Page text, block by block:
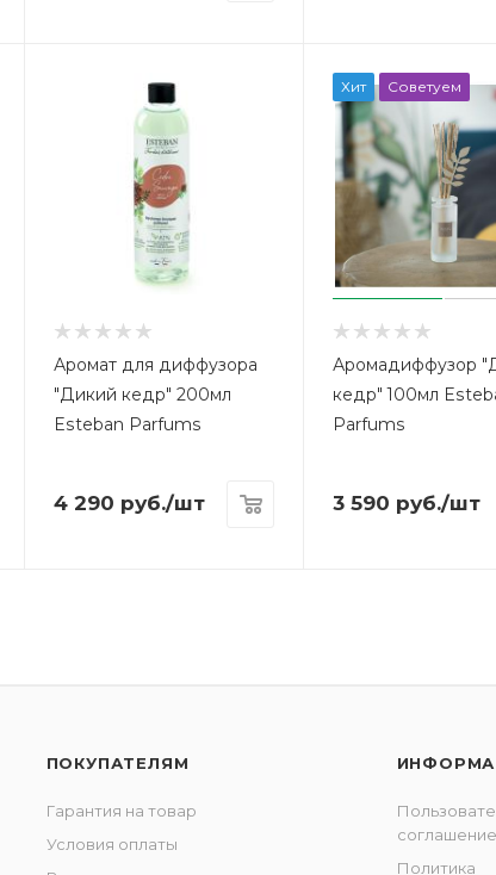
Аромат для диффузора
"Дикий кедр" 200мл
Esteban Parfums
4 290 руб./шт
Хит Советуем
Аромадиффузор
кедр" 100мл
Parfums
3 590 руб./шт
ПОКУПАТЕЛЯМ
Гарантия на товар
Условия оплаты
соглашение
Политика